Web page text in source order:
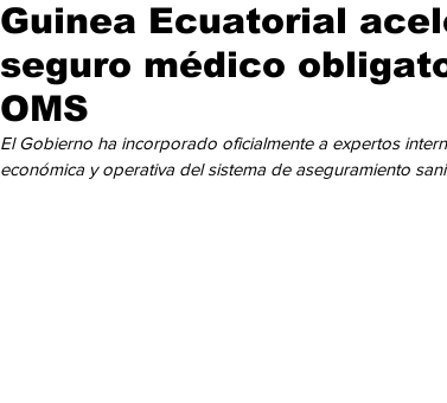
Asuntos Sociales Telecomunicación
Guinea Ecuatorial
seguro médico
OMS
El Gobierno ha incorporado oficialmente a expertos
económica y operativa del sistema de aseguramiento